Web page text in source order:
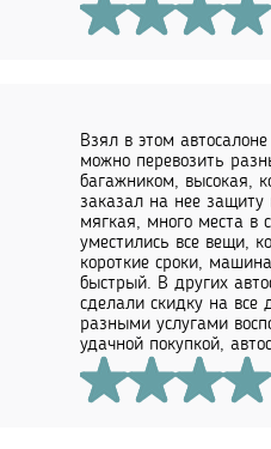
Взял в этом
можно перевозить
багажником, высокая,
заказал на нее защиту
мягкая, много места в
уместились все вещи,
короткие сроки,
быстрый. В других
сделали скидку на все
разными услугами
удачной покупкой,